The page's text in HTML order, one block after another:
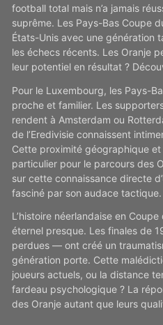
football total mais n’a jamais
suprême. Les Pays-Bas Coupe
États-Unis avec une génération
les échecs récents. Les Oranje
leur potentiel en résultat ?
Pour le Luxembourg, les Pays-
proche et familier. Les
rendent à Amsterdam ou
de l’Eredivisie connaissent
Cette proximité géographique
particulier pour le parcours des
sur cette connaissance directe
fasciné par son audace tactique.
L’histoire néerlandaise en
éternel presque. Les finales de
perdues — ont créé un
génération porte. Cette
joueurs actuels, ou la distance
fardeau psychologique ? La
des Oranje autant que leurs